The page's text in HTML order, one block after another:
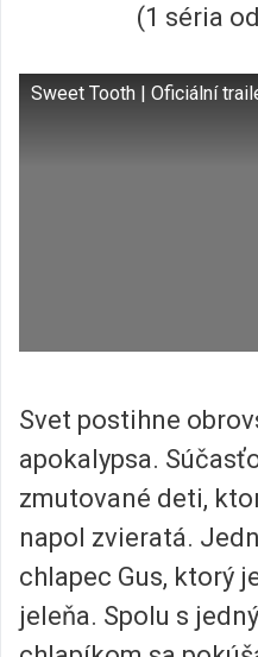
(1 séria
Sweet Tooth | Oficiální
Svet postihne
apokalypsa.
zmutované deti,
napol zvieratá.
chlapec Gus, ktorý
jeleňa. Spolu s